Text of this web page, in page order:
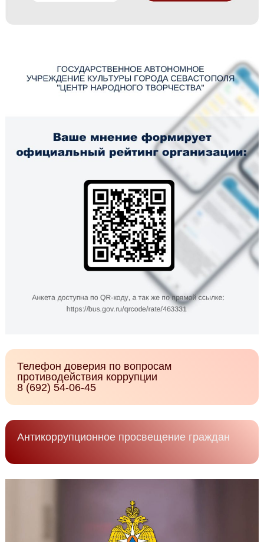
Телефон доверия по вопросам
противодействия коррупции
8 (692) 54-06-45
Антикоррупционное просвещение граждан